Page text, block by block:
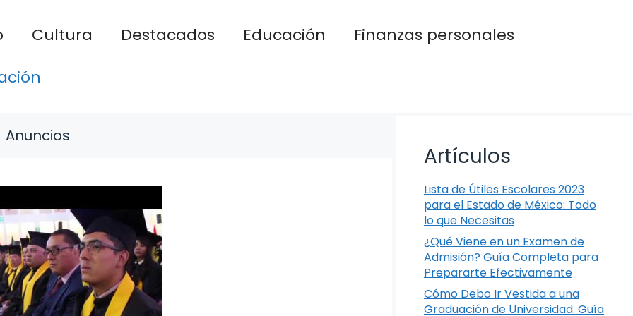
Cultura Destacados Educación
Finanzas personales
Anuncios
Artículos
Lista de Útiles Escolares 2023
para el Estado de México: Todo
lo que Necesitas
¿Qué Viene en un Examen de
Admisión? Guía Completa para
Prepararte Efectivamente
Cómo Debo Ir Vestida a una
Graduación de Universidad: Guía